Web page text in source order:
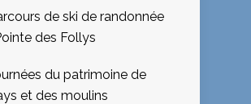
de ski de randonnée
des Follys
du patrimoine de
et des moulins